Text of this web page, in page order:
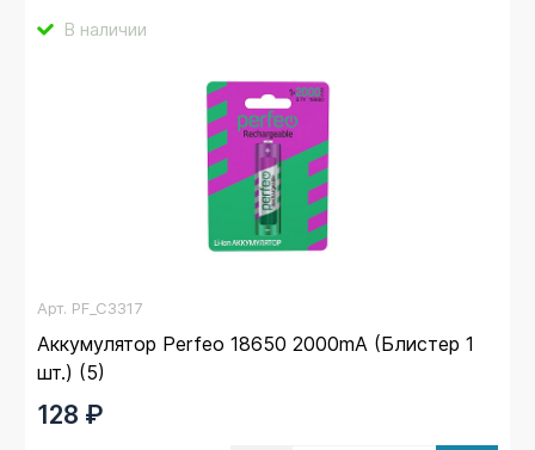
В наличии
Арт. PF_C3317
Аккумулятор Perfeo 18650 2000mA (Блистер 1
шт.) (5)
128 ₽